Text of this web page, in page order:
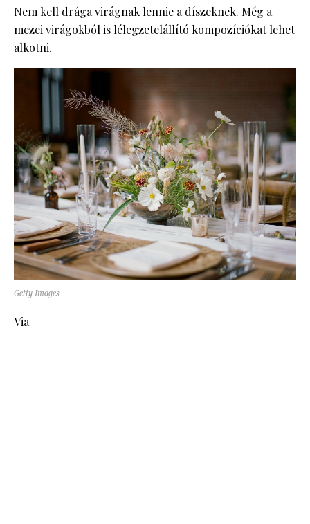
Nem kell drága virágnak lennie a díszeknek. Még a
mezei virágokból is lélegzetelállító kompozíciókat lehet
alkotni.
Getty Images
Via